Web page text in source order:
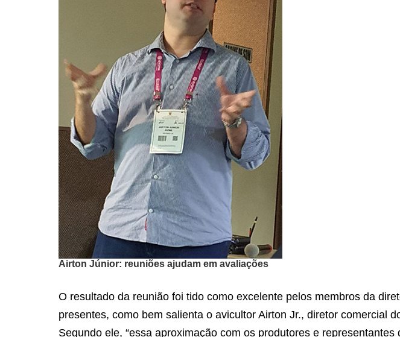
Airton Júnior: reuniões ajudam em avaliações
O resultado da reunião foi tido como excelente pelos membros da
presentes, como bem salienta o avicultor Airton Jr., diretor comercial
Segundo ele, “essa aproximação com os produtores e representantes